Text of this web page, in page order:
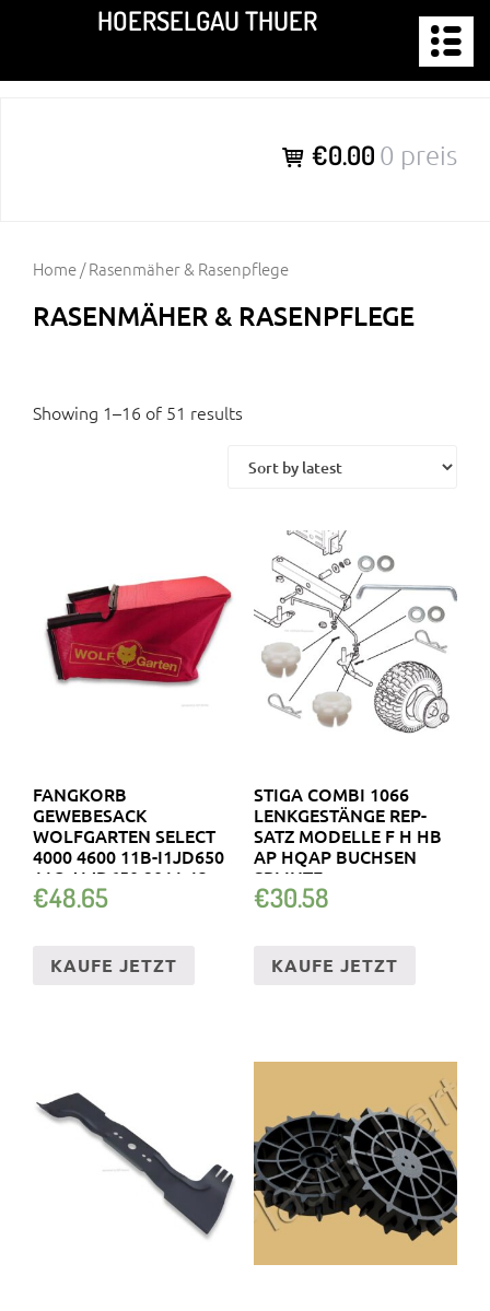
springen
HOERSELGAU THUER
€0.00 0 preis
Home/ Rasenmäher & Rasenpflege
RASENMÄHER & RASENPFLEGE
Showing 1–16 of 51 results
FANGKORB
GEWEBESACK
WOLFGARTEN SELECT
4000 4600 11B-I1JD650
11C-J1JD650 2011-13
€48.65
KAUFE JETZT
STIGA COMBI 1066
LENKGESTÄNGE REP-
SATZ MODELLE F H HB
AP HQAP BUCHSEN
SPLINTE
€30.58
KAUFE JETZT